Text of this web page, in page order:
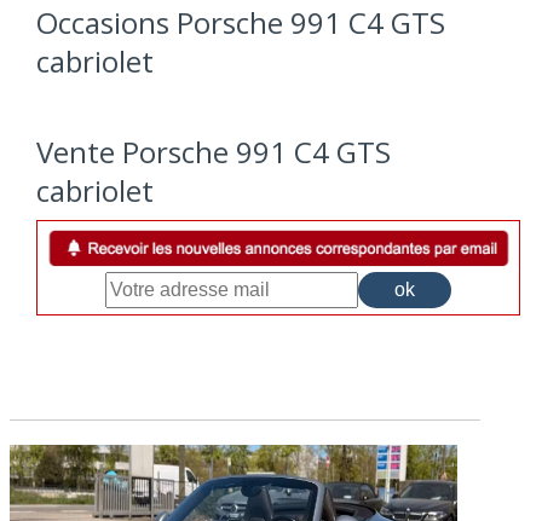
Occasions Porsche 991 C4 GTS
cabriolet
Vente Porsche 991 C4 GTS
cabriolet